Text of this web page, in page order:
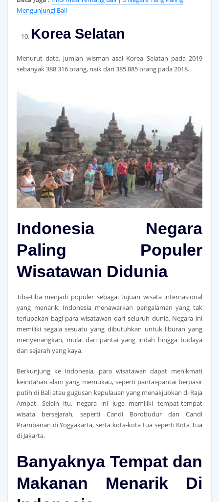
Mengunjungi Bali
Korea Selatan
Menurut data, jumlah wisman asal Korea Selatan pada 2019
sebanyak 388.316 orang, naik dari 385.885 orang pada 2018.
Indonesia Negara
Paling Populer
Wisatawan Didunia
Tiba-tiba menjadi populer sebagai tujuan wisata internasional
yang menarik, Indonesia menawarkan pengalaman yang tak
terlupakan bagi para wisatawan dari seluruh dunia. Negara ini
memiliki segala sesuatu yang dibutuhkan untuk liburan yang
menyenangkan, mulai dari pantai yang indah hingga budaya
dan sejarah yang kaya.
Berkunjung ke Indonesia, para wisatawan dapat menikmati
keindahan alam yang memukau, seperti pantai-pantai berpasir
putih di Bali atau gugusan kepulauan yang menakjubkan di Raja
Ampat. Selain itu, negara ini juga memiliki tempat-tempat
wisata bersejarah, seperti Candi Borobudur dan Candi
Prambanan di Yogyakarta, serta kota-kota tua seperti Kota Tua
di Jakarta.
Banyaknya Tempat dan
Makanan Menarik Di